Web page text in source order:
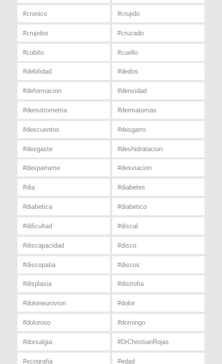
#cronico #crujido
#crujidos #cruzado
#cubito #cuello
#debilidad #dedos
#deformacion #densidad
#densitrometria #dermatomas
#descuentos #desgarro
#desgaste #deshidratacion
#desparrame #desviacion
#dia #diabetes
#diabetica #diabetico
#dificultad #discal
#discapacidad #disco
#discopatia #discos
#displasia #distrofia
#doloneurovion #dolor
#doloroso #domingo
#dorsalgia #DrChristianRojas
#ecografia #edad